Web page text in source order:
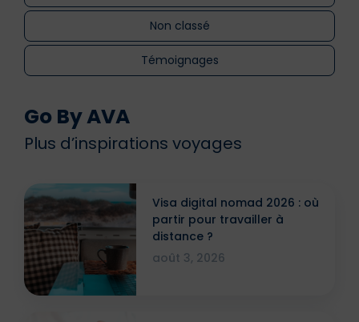
Non classé
Témoignages
Go By AVA
Plus d’inspirations voyages
Visa digital nomad 2026 : où
partir pour travailler à
distance ?
août 3, 2026